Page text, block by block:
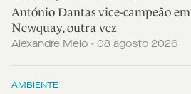
António Dantas vice-campeão em
Newquay, outra vez
Alexandre Melo - 08 agosto 2026
AMBIENTE